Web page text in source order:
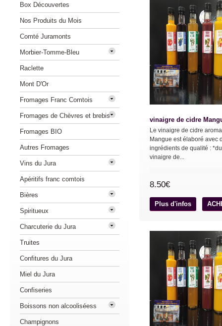
vinaigre de cidre
Le vinaigre de cidre
Mangue est élaboré avec
ingrédients de qualité : *du
vinaigre de...
8.50€
Plus d'infos
Box Découvertes
Nos Produits du Mois
Comté Juramonts
Morbier-Tomme-Bleu
Raclette
Mont D'Or
Fromages Franc Comtois
Fromages de Chèvres et brebis
Fromages BIO
Autres Fromages
Vins du Jura
Apéritifs franc comtois
Bières
Spiritueux
Charcuterie du Jura
Truites
Confitures du Jura
Miel du Jura
Confiseries
Boissons non alcooliséess
Champignons